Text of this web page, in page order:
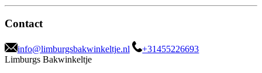
Contact
info@limburgsbakwinkeltje.nl
+31455226693
Limburgs Bakwinkeltje